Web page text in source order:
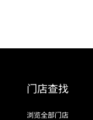
门店查找
浏览全部门店